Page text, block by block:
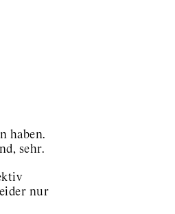
haben.
sehr.
nur